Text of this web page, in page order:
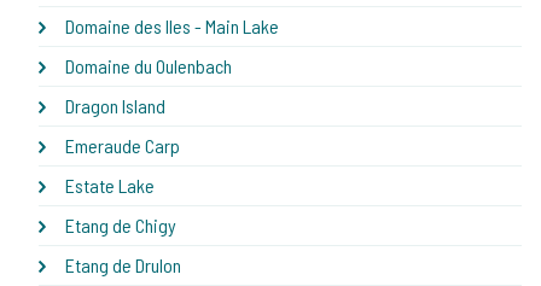
Domaine des Iles - Main Lake
Domaine du Oulenbach
Dragon Island
Emeraude Carp
Estate Lake
Etang de Chigy
Etang de Drulon